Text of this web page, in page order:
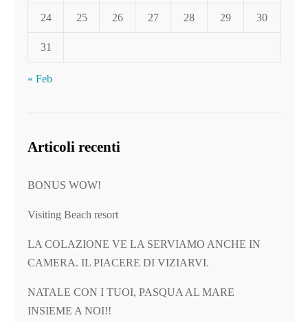
24 25 26 27 28 29 30
31
« Feb
Articoli recenti
BONUS WOW!
Visiting Beach resort
LA COLAZIONE VE LA SERVIAMO ANCHE IN
CAMERA. IL PIACERE DI VIZIARVI.
NATALE CON I TUOI, PASQUA AL MARE
INSIEME A NOI!!